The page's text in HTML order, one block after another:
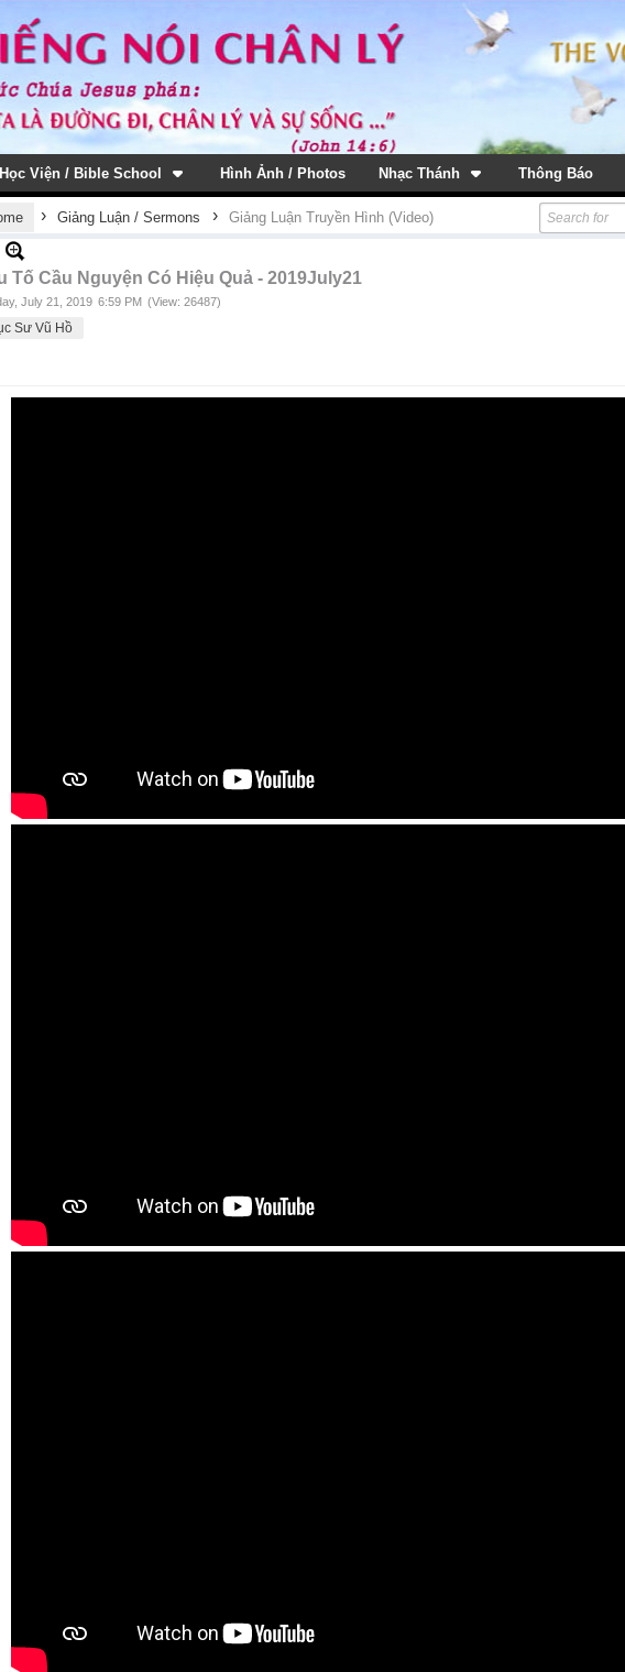
Học Viện / Bible School Hình Ảnh / Photos Nhạc Thánh Thông Báo
› Giảng Luận / Sermons › Giảng Luận Truyền Hình (Video)
Tố Cầu Nguyện Có Hiệu Quả - 2019July21
July 21, 2019 6:59 PM (View: 26487)
Sư Vũ Hồ